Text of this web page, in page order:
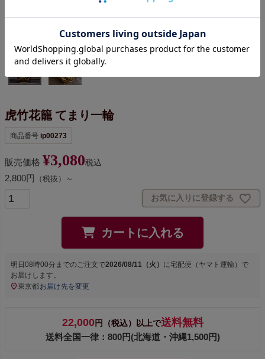
虎竹花籠 てまり一輪
商品番号 ip00273
販売価格 ¥3,080税込
2,800円 （税抜）～
お気に入りに登録する
カートに入れる
明日 08時00分 までのご注文で2026/08/11（火） に宅配便（ヤマト運輸） で
お届けします。
東京都お届け先を変更
22,000円（税込）以上で送料無料
送料全国一律：800円(北海道・沖縄1,500円)